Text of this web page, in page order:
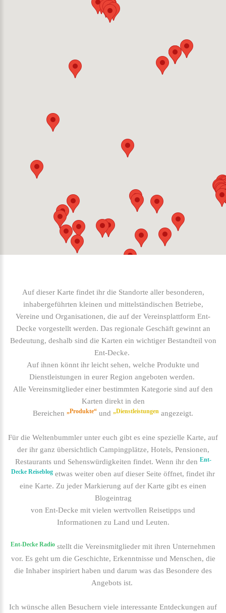
Auf dieser Karte findet ihr die Standorte aller besonderen,
inhabergeführten kleinen und mittelständischen Betriebe,
Vereine und Organisationen, die auf der Vereinsplattform Ent-
Decke vorgestellt werden. Das regionale Geschäft gewinnt an
Bedeutung, deshalb sind die Karten ein wichtiger Bestandteil von
Ent-Decke.
Auf ihnen könnt ihr leicht sehen, welche Produkte und
Dienstleistungen in eurer Region angeboten werden.
Alle Vereinsmitglieder einer bestimmten Kategorie sind auf den
Karten direkt in den
Bereichen „Produkte“ und „Dienstleistungen angezeigt.
Für die Weltenbummler unter euch gibt es eine spezielle Karte, auf
der ihr ganz übersichtlich Campingplätze, Hotels, Pensionen,
Restaurants und Sehenswürdigkeiten findet. Wenn ihr den Ent-
Decke Reiseblog etwas weiter oben auf dieser Seite öffnet, findet ihr
eine Karte. Zu jeder Markierung auf der Karte gibt es einen
Blogeintrag
von Ent-Decke mit vielen wertvollen Reisetipps und
Informationen zu Land und Leuten.
Ent-Decke Radio stellt die Vereinsmitglieder mit ihren Unternehmen
vor. Es geht um die Geschichte, Erkenntnisse und Menschen, die
die Inhaber inspiriert haben und darum was das Besondere des
Angebots ist.
Ich wünsche allen Besuchern viele interessante Entdeckungen auf